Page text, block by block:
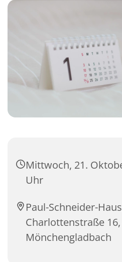
Mittwoch, 21.
Uhr
Paul-Schneider-
Charlottenstraße
Mönchengladbach